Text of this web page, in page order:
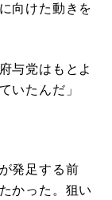
向けた動きを
与党はもとよ
いたんだ」
発足する前
かった。狙い